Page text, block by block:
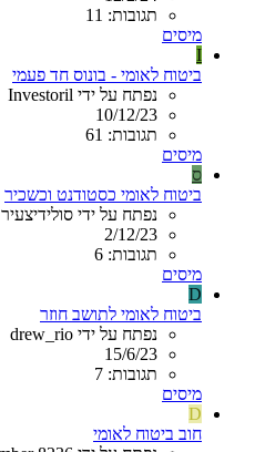
תגובות: 11
מיסים
I
ביטוח לאומי - בונוס חד פעמי
נפתח על ידי Investoril
10/12/23
תגובות: 61
מיסים
ס
ביטוח לאומי כסטודנט וכשכיר
נפתח על ידי סולידיצעיר
2/12/23
תגובות: 6
מיסים
D
ביטוח לאומי לתושב חוזר
נפתח על ידי drew_rio
15/6/23
תגובות: 7
מיסים
D
חוב ביטוח לאומי